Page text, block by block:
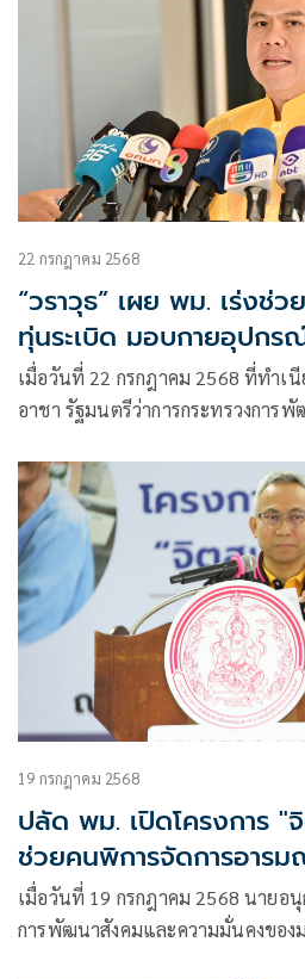
22 กรกฎาคม 2568
“วราวุธ” เผย พม. เร่งช่
ทุ่นระเบิด มอบกายอุปกร
ไดนามิก พร้อมดูแลสิทธิส
เมื่อวันที่ 22 กรกฎาคม 2568 ที่ทำเ
อาชา รัฐมนตรีว่าการกระทรวงการ
บาดเจ็บจากเหตุเหยียบทุ่นระเบิดพื้
บริเวณช่องบก อ.น้ำยืน จ.อุบลราชธ
สังคมและความมั่นคงของมนุษย์ โด
โชคชัย วิเชียรชัยยะ อธิบดีกรมส่ง
คนพิการ (อธิบดี พก.)
19 กรกฎาคม 2568
ปลัด พม. เปิดโครงการ "
ช่วยคนพิการจัดการอาร
ลดภาวะเครียด-ซึมเศร้า
เมื่อวันที่ 19 กรกฎาคม 2568 นายอ
การพัฒนาสังคมและความมั่นคงขอ